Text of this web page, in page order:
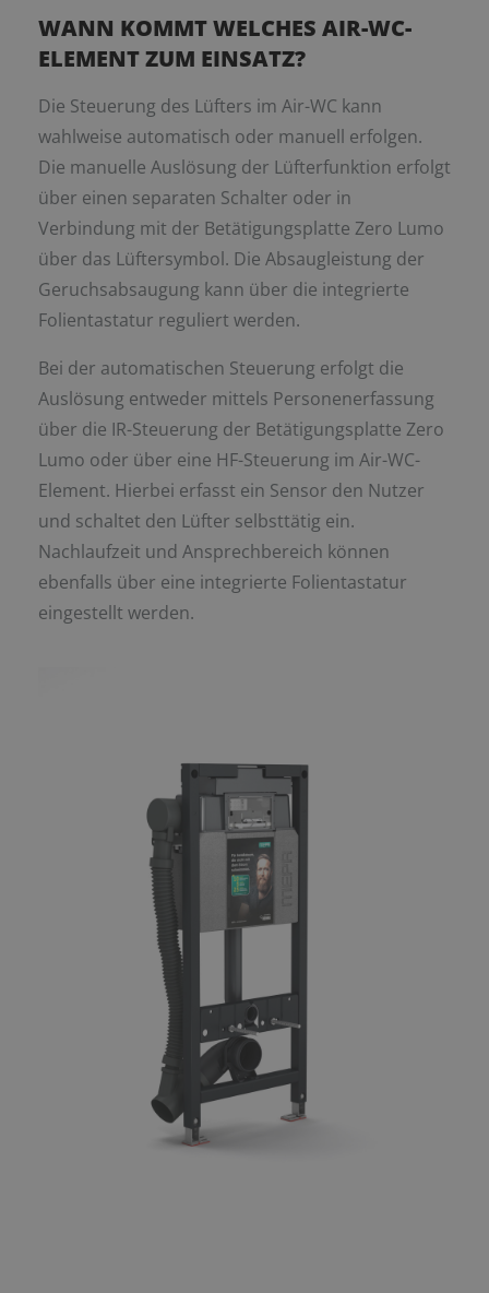
WANN KOMMT WELCHES AIR-WC-
ELEMENT ZUM EINSATZ?
Die Steuerung des Lüfters im Air-WC kann
wahlweise automatisch oder manuell erfolgen.
Die manuelle Auslösung der Lüfterfunktion erfolgt
über einen separaten Schalter oder in
Verbindung mit der Betätigungsplatte Zero Lumo
über das Lüftersymbol. Die Absaugleistung der
Geruchsabsaugung kann über die integrierte
Folientastatur reguliert werden.
Bei der automatischen Steuerung erfolgt die
Auslösung entweder mittels Personenerfassung
über die IR-Steuerung der Betätigungsplatte Zero
Lumo oder über eine HF-Steuerung im Air-WC-
Element. Hierbei erfasst ein Sensor den Nutzer
und schaltet den Lüfter selbsttätig ein.
Nachlaufzeit und Ansprechbereich können
ebenfalls über eine integrierte Folientastatur
eingestellt werden.